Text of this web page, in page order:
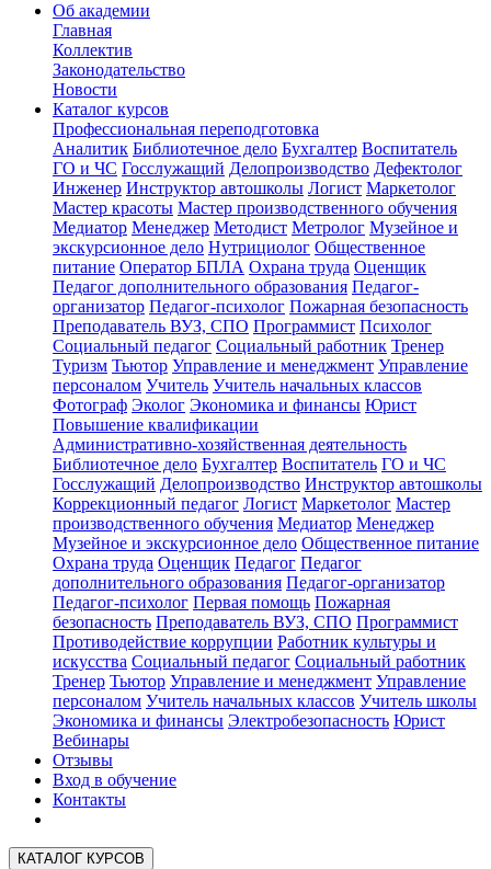
Об академии
Главная
Коллектив
Законодательство
Новости
Каталог курсов
Профессиональная переподготовка
Аналитик Библиотечное дело Бухгалтер Воспитатель
ГО и ЧС Госслужащий Делопроизводство Дефектолог
Инженер Инструктор автошколы Логист Маркетолог
Мастер красоты Мастер производственного обучения
Медиатор Менеджер Методист Метролог Музейное и
экскурсионное дело Нутрициолог Общественное
питание Оператор БПЛА Охрана труда Оценщик
Педагог дополнительного образования Педагог-
организатор Педагог-психолог Пожарная безопасность
Преподаватель ВУЗ, СПО Программист Психолог
Социальный педагог Социальный работник Тренер
Туризм Тьютор Управление и менеджмент Управление
персоналом Учитель Учитель начальных классов
Фотограф Эколог Экономика и финансы Юрист
Повышение квалификации
Административно-хозяйственная деятельность
Библиотечное дело Бухгалтер Воспитатель ГО и ЧС
Госслужащий Делопроизводство Инструктор автошколы
Коррекционный педагог Логист Маркетолог Мастер
производственного обучения Медиатор Менеджер
Музейное и экскурсионное дело Общественное питание
Охрана труда Оценщик Педагог Педагог
дополнительного образования Педагог-организатор
Педагог-психолог Первая помощь Пожарная
безопасность Преподаватель ВУЗ, СПО Программист
Противодействие коррупции Работник культуры и
искусства Социальный педагог Социальный работник
Тренер Тьютор Управление и менеджмент Управление
персоналом Учитель начальных классов Учитель школы
Экономика и финансы Электробезопасность Юрист
Вебинары
Отзывы
Вход в обучение
Контакты
КАТАЛОГ КУРСОВ